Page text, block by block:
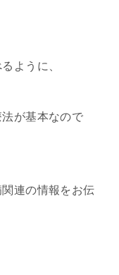
ように、
が基本なので
連の情報をお伝